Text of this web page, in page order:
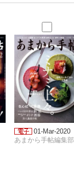
01-Mar-2020
あまから手帖編集部